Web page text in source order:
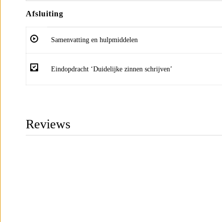
Afsluiting
Samenvatting en hulpmiddelen
Eindopdracht ‘Duidelijke zinnen schrijven’
Reviews